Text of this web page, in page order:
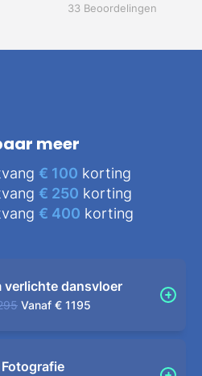
33 Beoordelingen
meer
€ 100 korting
€ 250 korting
€ 400 korting
verlichte dansvloer
Vanaf € 1195